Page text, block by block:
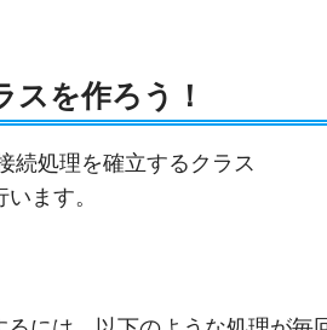
を作ろう！
続処理を確立するクラス
ます。